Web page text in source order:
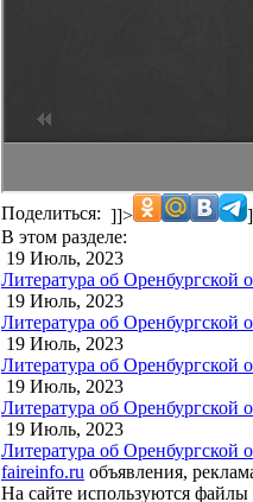
Поделиться: ]]>
В этом разделе:
19 Июль, 2023
Литература об Оренбургской
19 Июль, 2023
Литература об Оренбургской
19 Июль, 2023
Литература об Оренбургской
19 Июль, 2023
Литература об Оренбургской
19 Июль, 2023
Литература об Оренбургской
faireinfo.ru объявления,
На сайте используются